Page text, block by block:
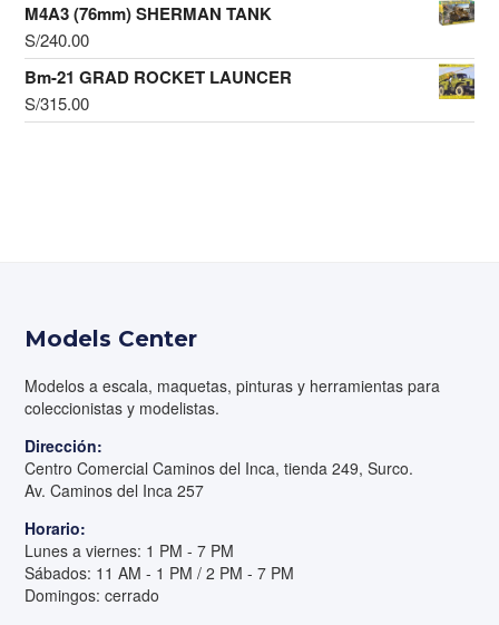
M4A3 (76mm) SHERMAN TANK
S/240.00
Bm-21 GRAD ROCKET LAUNCER
S/315.00
Models Center
Modelos a escala, maquetas, pinturas y herramientas para
coleccionistas y modelistas.
Dirección:
Centro Comercial Caminos del Inca, tienda 249, Surco.
Av. Caminos del Inca 257
Horario:
Lunes a viernes: 1 PM - 7 PM
Sábados: 11 AM - 1 PM / 2 PM - 7 PM
Domingos: cerrado